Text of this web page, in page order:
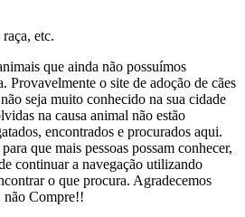
etc.
que ainda não possuímos
Provavelmente o site de adoção de cães
seja muito conhecido na sua cidade
na causa animal não estão
encontrados e procurados aqui.
que mais pessoas possam conhecer,
continuar a navegação utilizando
o que procura. Agradecemos
Compre!!